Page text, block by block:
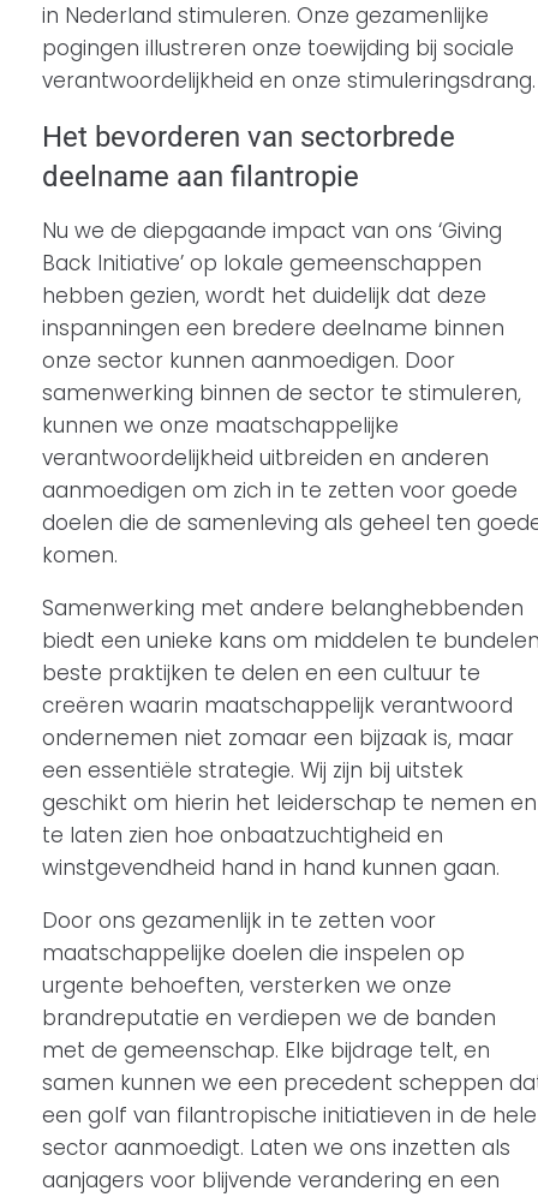
in Nederland stimuleren. Onze gezamenlijke
pogingen illustreren onze toewijding bij sociale
verantwoordelijkheid en onze stimuleringsdrang.
Het bevorderen van sectorbrede
deelname aan filantropie
Nu we de diepgaande impact van ons ‘Giving
Back Initiative’ op lokale gemeenschappen
hebben gezien, wordt het duidelijk dat deze
inspanningen een bredere deelname binnen
onze sector kunnen aanmoedigen. Door
samenwerking binnen de sector te stimuleren,
kunnen we onze maatschappelijke
verantwoordelijkheid uitbreiden en anderen
aanmoedigen om zich in te zetten voor goede
doelen die de samenleving als geheel ten
komen.
Samenwerking met andere belanghebbenden
biedt een unieke kans om middelen te
beste praktijken te delen en een cultuur te
creëren waarin maatschappelijk verantwoord
ondernemen niet zomaar een bijzaak is, maar
een essentiële strategie. Wij zijn bij uitstek
geschikt om hierin het leiderschap te nemen en
te laten zien hoe onbaatzuchtigheid en
winstgevendheid hand in hand kunnen gaan.
Door ons gezamenlijk in te zetten voor
maatschappelijke doelen die inspelen op
urgente behoeften, versterken we onze
brandreputatie en verdiepen we de banden
met de gemeenschap. Elke bijdrage telt, en
samen kunnen we een precedent scheppen
een golf van filantropische initiatieven in de hele
sector aanmoedigt. Laten we ons inzetten als
aanjagers voor blijvende verandering en een